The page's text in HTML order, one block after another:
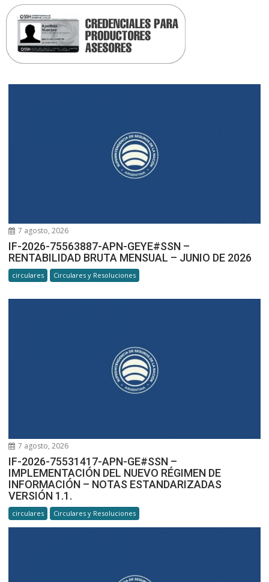
7 agosto, 2026
IF-2026-75563887-APN-GEYE#SSN –
RENTABILIDAD BRUTA MENSUAL – JUNIO DE 2026
circulares Circulares y Resoluciones
7 agosto, 2026
IF-2026-75531417-APN-GE#SSN –
IMPLEMENTACIÓN DEL NUEVO RÉGIMEN DE
INFORMACIÓN – NOTAS ESTANDARIZADAS
VERSIÓN 1.1.
circulares Circulares y Resoluciones